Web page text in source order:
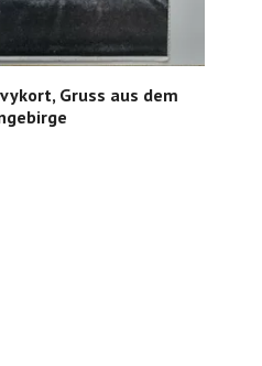
Gruss aus dem